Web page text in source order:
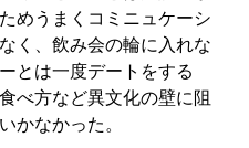
めうまくコミニュケーシ
く、飲み会の輪に入れな
とは一度デートをする
べ方など異文化の壁に阻
かなかった。